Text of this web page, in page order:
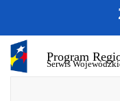
Program
Serwis